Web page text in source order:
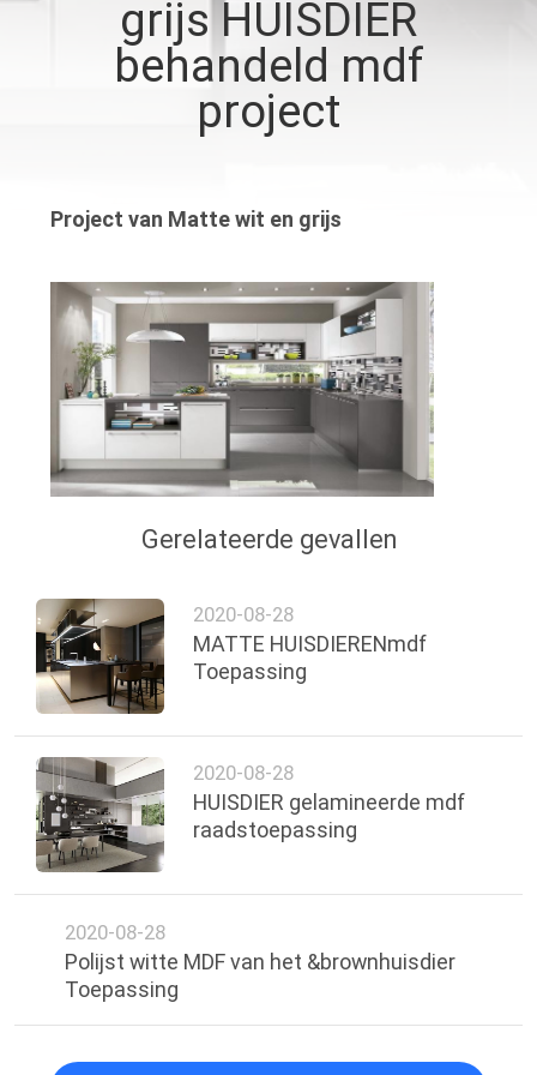
NIEUWS
VERZOEK
EEN
CITAAT
SITEMAP
PRIVACY
grijs HUISDIER
behandeld mdf
project
Project van Matte wit en grijs
Gerelateerde gevallen
2020-08-28
MATTE HUISDIERENmdf
Toepassing
2020-08-28
HUISDIER gelamineerde mdf
raadstoepassing
2020-08-28
Polijst witte MDF van het &brownhuisdier
Toepassing